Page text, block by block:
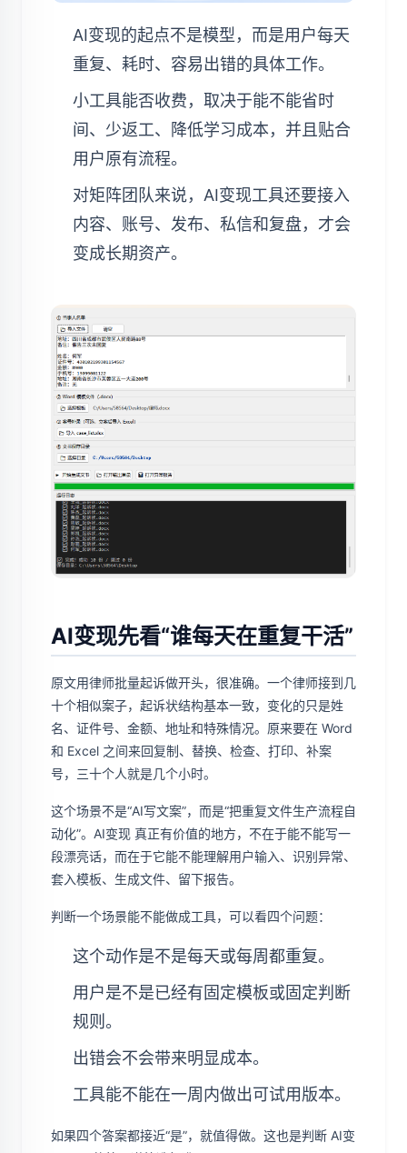
AI变现的起点不是模型，而是用户每天
重复、耗时、容易出错的具体工作。
小工具能否收费，取决于能不能省时
间、少返工、降低学习成本，并且贴合
用户原有流程。
对矩阵团队来说，AI变现工具还要接入
内容、账号、发布、私信和复盘，才会
变成长期资产。
AI变现先看“谁每天在重复干活”
原文用律师批量起诉做开头，很准确。一个律师接到几
十个相似案子，起诉状结构基本一致，变化的只是姓
名、证件号、金额、地址和特殊情况。原来要在 Word
和 Excel 之间来回复制、替换、检查、打印、补案
号，三十个人就是几个小时。
这个场景不是“AI写文案”，而是“把重复文件生产流程自
动化”。AI变现 真正有价值的地方，不在于能不能写一
段漂亮话，而在于它能不能理解用户输入、识别异常、
套入模板、生成文件、留下报告。
判断一个场景能不能做成工具，可以看四个问题：
这个动作是不是每天或每周都重复。
用户是不是已经有固定模板或固定判断
规则。
出错会不会带来明显成本。
工具能不能在一周内做出可试用版本。
如果四个答案都接近“是”，就值得做。这也是判断 AI变